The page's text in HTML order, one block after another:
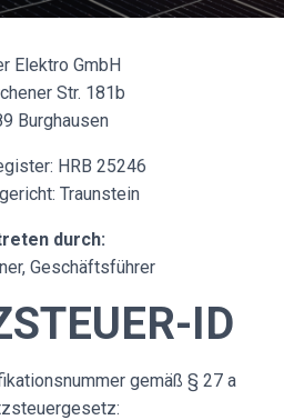
Elektro GmbH
Str. 181b
Burghausen
HRB 25246
Traunstein
durch:
Geschäftsführer
ID
gemäß § 27 a